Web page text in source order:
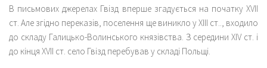
В письмових джерелах Гвізд вперше згадується на початку ХVII
ст. Але згідно переказів, поселення ще виникло у ХІІІ ст.., входило
до складу Галицько-Волинського князівства. З середини XIV ст. і
до кінця ХVII ст. село Гвізд перебував у складі Польщі.